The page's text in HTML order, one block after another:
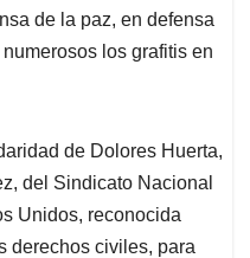
de la paz, en defensa
los grafitis en
de Dolores Huerta,
del Sindicato Nacional
Unidos, reconocida
derechos civiles, para